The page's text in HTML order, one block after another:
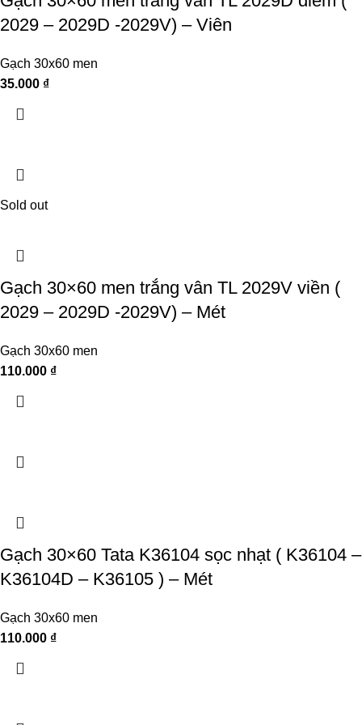
2029 – 2029D -2029V) – Viên
Gạch 30x60 men
35.000 ₫
Sold out
Gạch 30×60 men trắng vân TL 2029V viền (
2029 – 2029D -2029V) – Mét
Gạch 30x60 men
110.000 ₫
Gạch 30×60 Tata K36104 sọc nhạt ( K36104 –
K36104D – K36105 ) – Mét
Gạch 30x60 men
110.000 ₫